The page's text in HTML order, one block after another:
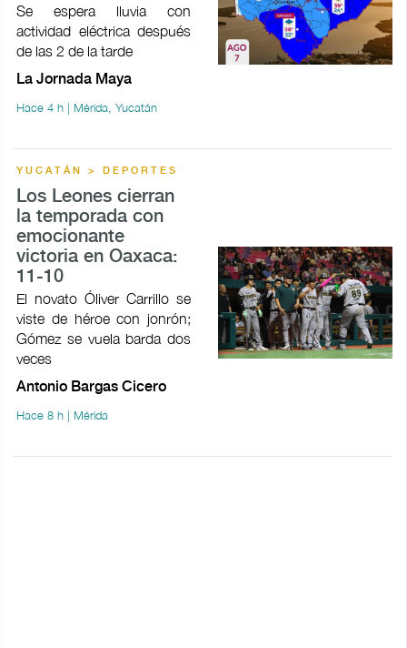
Se espera lluvia con
actividad eléctrica después
de las 2 de la tarde
La Jornada Maya
Hace 4 h | Mérida, Yucatán
YUCATÁN > DEPORTES
Los Leones cierran
la temporada con
emocionante
victoria en Oaxaca:
11-10
El novato Óliver Carrillo se
viste de héroe con jonrón;
Gómez se vuela barda dos
veces
Antonio Bargas Cicero
Hace 8 h | Mérida